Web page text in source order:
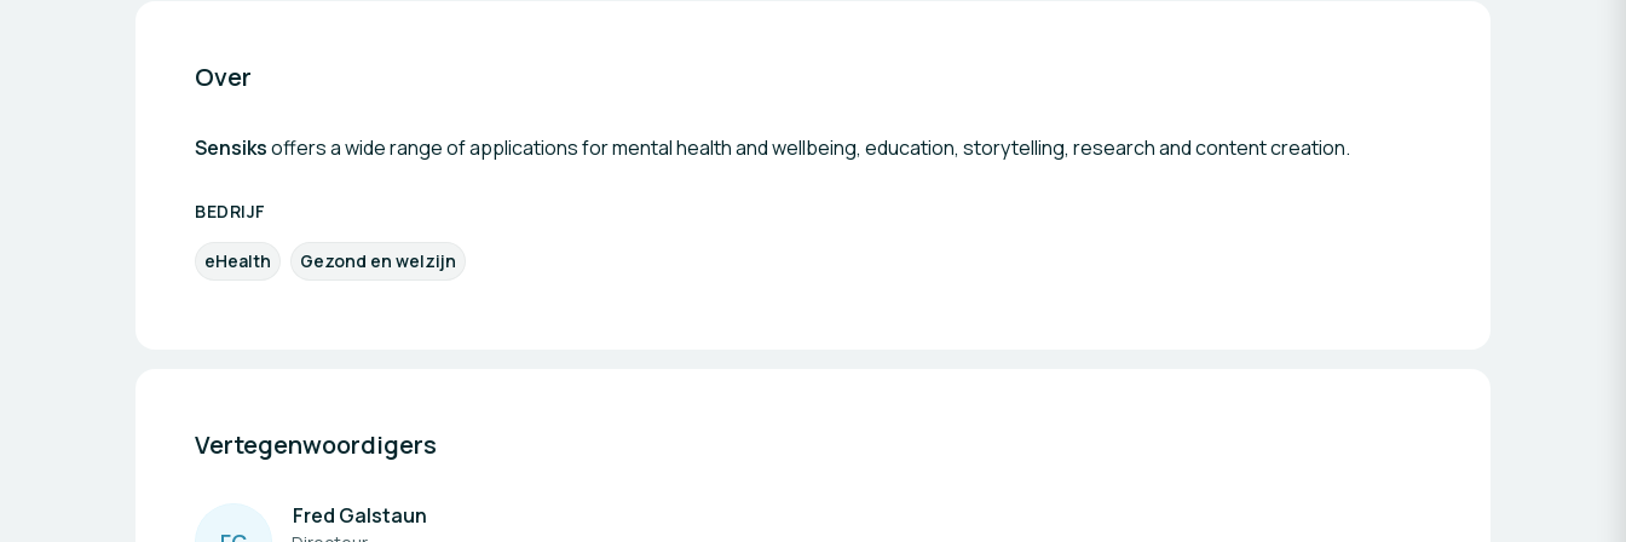
Over
Sensiksoffers a wide range of applications for mental health and wellbeing, education, storytelling, research and content creation.
BEDRIJF
eHealth Gezond en welzijn
Vertegenwoordigers
Fred Galstaun